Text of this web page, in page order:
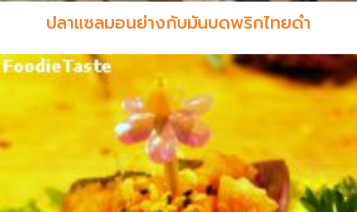
ปลาแซลมอนย่างกับมันบดพริกไทยดำ